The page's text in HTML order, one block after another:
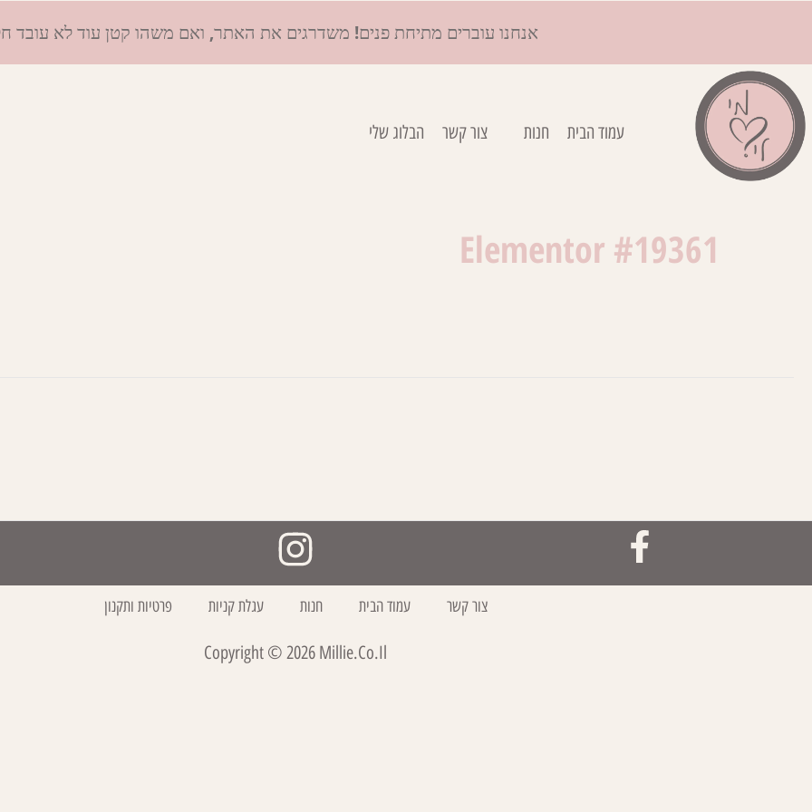
אנחנו עוברים מתיחת פנים! משדרגים את האתר, ואם משהו קטן עוד לא עובד
עמוד הבית חנות צור קשר הבלוג שלי
Elementor #19361
צור קשר עמוד הבית חנות עגלת קניות פרטיות ותקנון
Copyright © 2026 Millie.co.il